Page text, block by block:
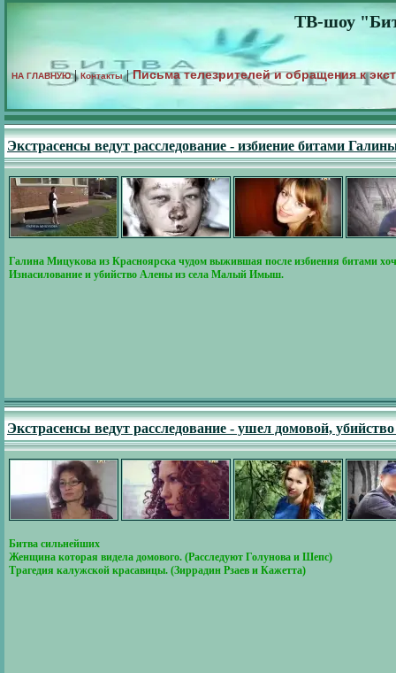
ТВ-шоу
НА ГЛАВНУЮ|Контакты|Письма телезрителей и обращения к
Экстрасенсы ведут расследование - избиение битами
Галина Мицукова из Красноярска чудом выжившая после избиения битами
Изнасилование и убийство Алены из села Малый Имыш.
Экстрасенсы ведут расследование - ушел домовой,
Битва сильнейших
Женщина которая видела домового. (Расследуют Голунова и Шепс)
Трагедия калужской красавицы. (Зиррадин Рзаев и Кажетта)